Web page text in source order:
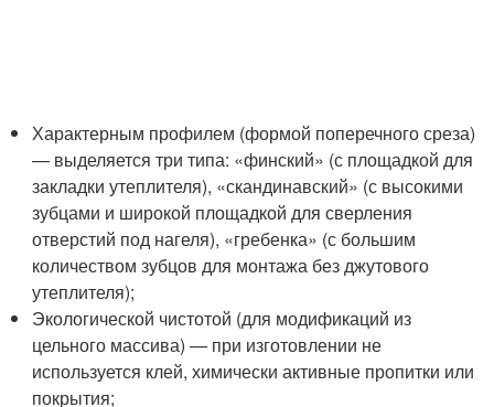
Характерным профилем (формой поперечного среза)
— выделяется три типа: «финский» (с площадкой для
закладки утеплителя), «скандинавский» (с высокими
зубцами и широкой площадкой для сверления
отверстий под нагеля), «гребенка» (с большим
количеством зубцов для монтажа без джутового
утеплителя);
Экологической чистотой (для модификаций из
цельного массива) — при изготовлении не
используется клей, химически активные пропитки или
покрытия;